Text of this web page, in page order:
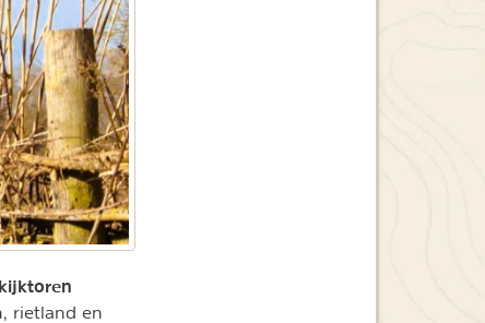
rietland en